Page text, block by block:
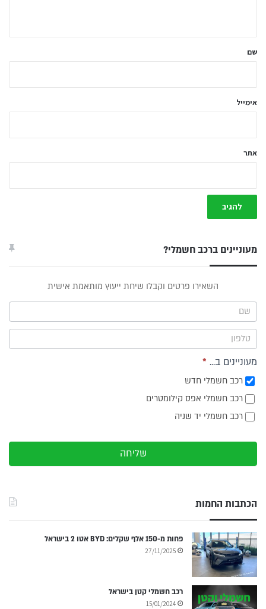
ל
שם
אימייל
אתר
מעוניינים ברכב חשמלי?
תפריט
צד
השאירו פרטים וקבלו שיחת ייעוץ מותאמת אישית
מעוניינים ב... *
רכב חשמלי חדש
רכב חשמלי אפס קילומטרים
רכב חשמלי יד שניה
שליחה
הכתבות החמות
פחות מ-150 אלף שקלים: BYD אטו 2 בישראל
27/11/2025
רכב חשמלי קטן בישראל
15/01/2024